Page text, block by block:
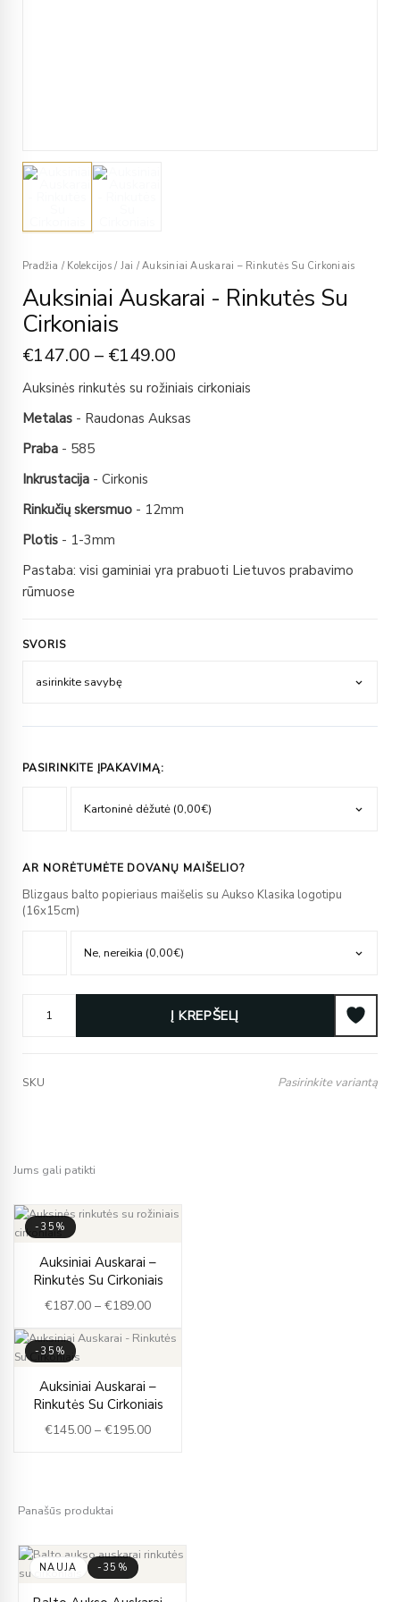
Pradžia / Kolekcijos / Jai /Auksiniai Auskarai – Rinkutės Su Cirkoniais
Auksiniai Auskarai - Rinkutės Su
Cirkoniais
€147.00 – €149.00
Auksinės rinkutės su rožiniais cirkoniais
Metalas - Raudonas Auksas
Praba - 585
Inkrustacija - Cirkonis
Rinkučių skersmuo - 12mm
Plotis - 1-3mm
Pastaba: visi gaminiai yra prabuoti Lietuvos prabavimo
rūmuose
SVORIS
PASIRINKITE ĮPAKAVIMĄ:
AR NORĖTUMĖTE DOVANŲ MAIŠELIO?
Blizgaus balto popieriaus maišelis su Aukso Klasika logotipu
(16x15cm)
Į KREPŠELĮ
SKU Pasirinkite variantą
Jums gali patikti
-35%
Auksiniai Auskarai –
Rinkutės Su Cirkoniais
€187.00 – €189.00
range:
€187.00
through
-35%
Auksiniai Auskarai –
Rinkutės Su Cirkoniais
€145.00 – €195.00
range:
€145.00
through
Panašūs produktai
NAUJA -35%